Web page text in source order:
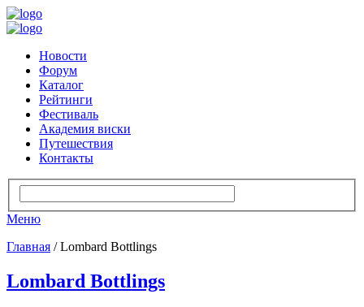
Новости
Форум
Каталог
Рейтинги
Фестиваль
Академия виски
Путешествия
Контакты
Меню
Главная / Lombard Bottlings
Lombard Bottlings